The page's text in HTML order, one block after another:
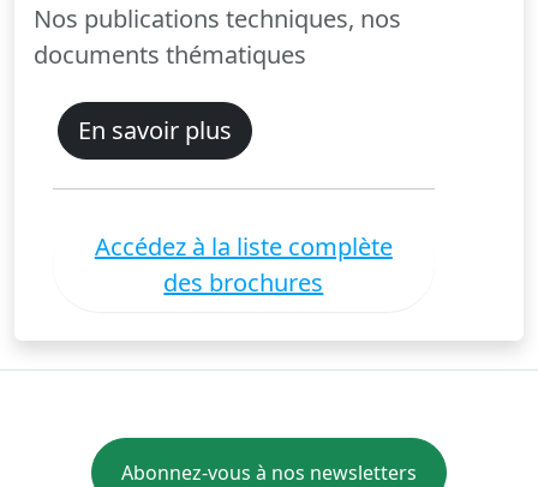
Nos publications techniques, nos
documents thématiques
En savoir plus
Accédez à la liste complète
des brochures
Abonnez-vous à nos newsletters